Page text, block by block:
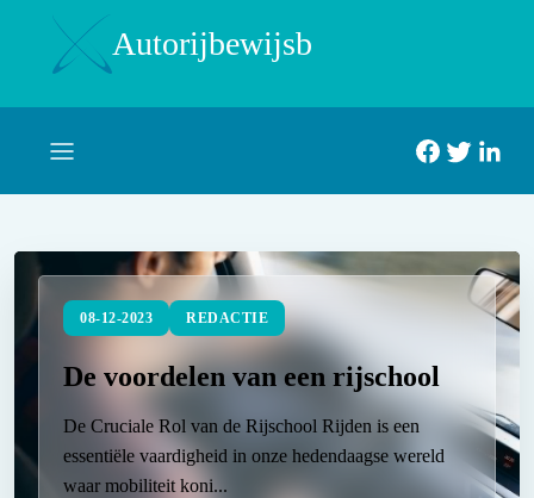
Autorijbewijsb
08-12-2023 REDACTIE
De voordelen van een rijschool
De Cruciale Rol van de Rijschool Rijden is een
essentiële vaardigheid in onze hedendaagse wereld
waar mobiliteit koni...